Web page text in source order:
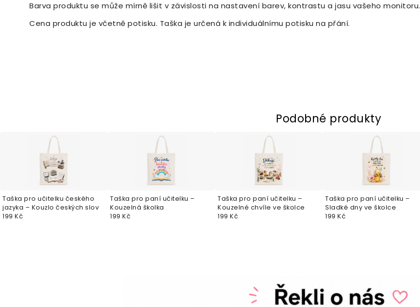
Barva produktu se může mírně lišit v závislosti na nastavení barev, kontrastu a jasu vašeho monitoru.
Cena produktu je včetně potisku. Taška je určená k individuálnímu potisku na přání.
Podobné produkty
Taška pro učitelku českého
jazyka – Kouzlo českých slov
199 Kč
Taška pro paní učitelku –
Kouzelná školka
199 Kč
Taška pro paní učitelku –
Kouzelné chvíle ve školce
199 Kč
Taška pro paní učitelku –
Sladké dny ve školce
199 Kč